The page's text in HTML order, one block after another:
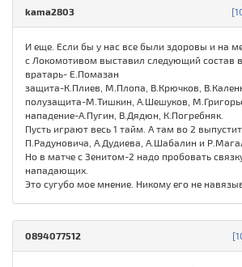
kama2803
И еще. Если бы у нас все были здоровы и на
с Локомотивом выставил следующий состав в
вратарь- Е.Помазан
защита-К.Плиев, М.Плопа, В.Крючков,
полузащита-М.Тишкин, А.Шешуков,
нападение-А.Пугин, В.Дядюн, К.Погребняк.
Пусть играют весь 1 тайм. А там во 2
П.Радуновича, А.Дудиева, А.Шабалин и
Но в матче с Зенитом-2 надо пробовать
нападающих.
Это сугубо мое мнение. Никому его не
0894077512